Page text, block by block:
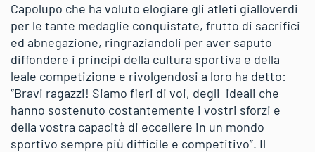
Capolupo che ha voluto elogiare gli atleti gialloverdi
per le tante medaglie conquistate, frutto di sacrifici
ed abnegazione, ringraziandoli per aver saputo
diffondere i principi della cultura sportiva e della
leale competizione e rivolgendosi a loro ha detto:
“Bravi ragazzi! Siamo fieri di voi, degli ideali che
hanno sostenuto costantemente i vostri sforzi e
della vostra capacità di eccellere in un mondo
sportivo sempre più difficile e competitivo”. Il